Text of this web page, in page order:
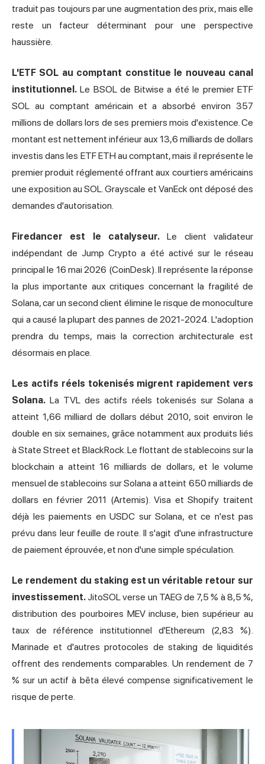
traduit pas toujours par une augmentation des prix, mais elle
reste un facteur déterminant pour une perspective
haussière.
L'ETF SOL au comptant constitue le nouveau canal
institutionnel. Le BSOL de Bitwise a été le premier ETF
SOL au comptant américain et a absorbé environ 357
millions de dollars lors de ses premiers mois d'existence. Ce
montant est nettement inférieur aux 13,6 milliards de dollars
investis dans les ETF ETH au comptant, mais il représente le
premier produit réglementé offrant aux courtiers américains
une exposition au SOL. Grayscale et VanEck ont déposé des
demandes d'autorisation.
Firedancer est le catalyseur. Le client validateur
indépendant de Jump Crypto a été activé sur le réseau
principal le 16 mai 2026 (CoinDesk). Il représente la réponse
la plus importante aux critiques concernant la fragilité de
Solana, car un second client élimine le risque de monoculture
qui a causé la plupart des pannes de 2021-2024. L'adoption
prendra du temps, mais la correction architecturale est
désormais en place.
Les actifs réels tokenisés migrent rapidement vers
Solana. La TVL des actifs réels tokenisés sur Solana a
atteint 1,66 milliard de dollars début 2010, soit environ le
double en six semaines, grâce notamment aux produits liés
à State Street et BlackRock. Le flottant de stablecoins sur la
blockchain a atteint 16 milliards de dollars, et le volume
mensuel de stablecoins sur Solana a atteint 650 milliards de
dollars en février 2011 (Artemis). Visa et Shopify traitent
déjà les paiements en USDC sur Solana, et ce n'est pas
prévu dans leur feuille de route. Il s'agit d'une infrastructure
de paiement éprouvée, et non d'une simple spéculation.
Le rendement du staking est un véritable retour sur
investissement.JitoSOL verse un TAEG de 7,5 % à 8,5 %,
distribution des pourboires MEV incluse, bien supérieur au
taux de référence institutionnel d'Ethereum (2,83 %).
Marinade et d'autres protocoles de staking de liquidités
offrent des rendements comparables. Un rendement de 7
% sur un actif à bêta élevé compense significativement le
risque de perte.